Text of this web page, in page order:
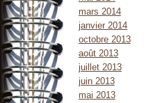
mars 2014
janvier 2014
octobre 2013
août 2013
juillet 2013
juin 2013
mai 2013